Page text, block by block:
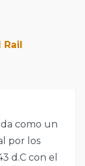
como un
por los
d.C con el